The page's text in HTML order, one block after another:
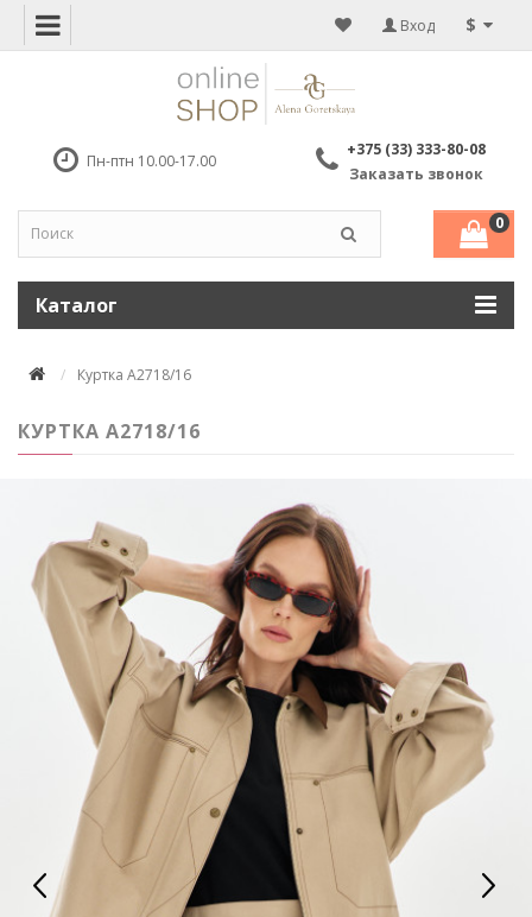
$
Вход
Пн-птн 10.00-17.00
+375 (33) 333-80-08
Заказать звонок
0
Каталог
Куртка А2718/16
КУРТКА А2718/16